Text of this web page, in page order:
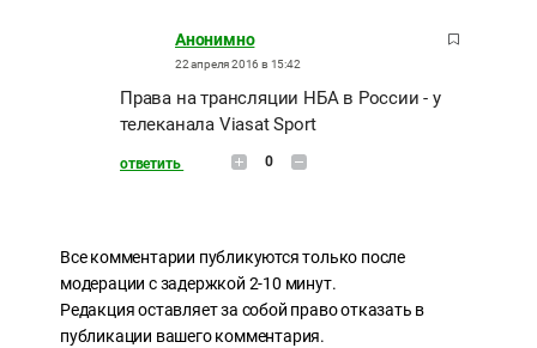
Анонимно
22 апреля 2016 в 15:42
Права на трансляции НБА в России - у
телеканала Viasat Sport
ответить 0
Все комментарии публикуются только после
модерации с задержкой 2-10 минут.
Редакция оставляет за собой право отказать в
публикации вашего комментария.